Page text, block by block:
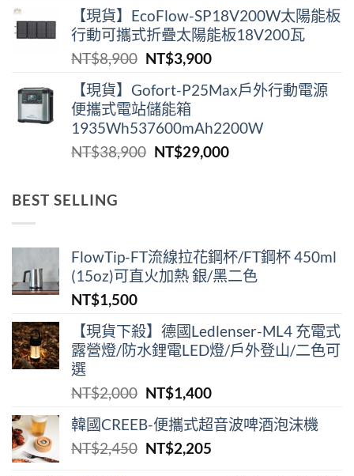
價
格：
NT$2,180。
價
格：
NT$1,290。
【現貨】EcoFlow-SP18V200W太陽能板
行動可攜式折疊太陽能板18V200瓦
NT$8,900 原
價
格：
NT$8,900。
NT$3,900目
價
NT$3,900。
【現貨】Gofort-P25Max戶外行動電源
便攜式電站儲能箱
1935Wh537600mAh2200W
NT$38,900 原
NT$29,000目
BEST SELLING
FlowTip-FT流線拉花鋼杯/FT鋼杯 450ml
(15oz)可直火加熱 銀/黑二色
NT$1,500
【現貨下殺】德國Ledlenser-ML4 充電式
露營燈/防水鋰電LED燈/戶外登山/二色可
選
NT$2,000 原
價
格：
NT$1,400目
價
格：
韓國CREEB-便攜式超⾳波啤酒泡沫機
NT$2,450 原
NT$2,205目